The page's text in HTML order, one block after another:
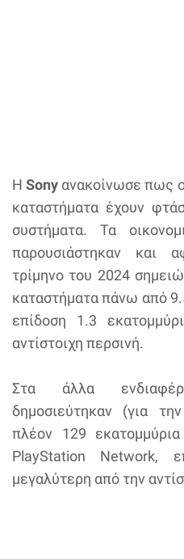
ΗSony ανακοίνωσε πως
καταστήματα έχουν
συστήματα. Τα
παρουσιάστηκαν και
τρίμηνο του 2024
καταστήματα πάνω από
επίδοση 1.3
αντίστοιχη περσινή.
Στα άλλα
δημοσιεύτηκαν (για
πλέον 129
PlayStation Network,
μεγαλύτερη από την